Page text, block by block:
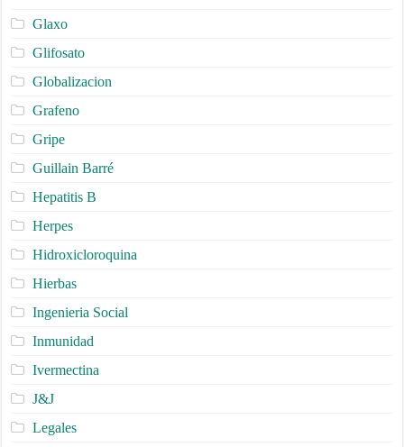
Glaxo
Glifosato
Globalizacion
Grafeno
Gripe
Guillain Barré
Hepatitis B
Herpes
Hidroxicloroquina
Hierbas
Ingenieria Social
Inmunidad
Ivermectina
J&J
Legales